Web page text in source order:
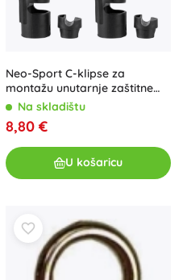
Neo-Sport C-klipse za
montažu unutarnje zaštitne
mreže trampolina (6 kom)
Na skladištu
8,80 €
U košaricu